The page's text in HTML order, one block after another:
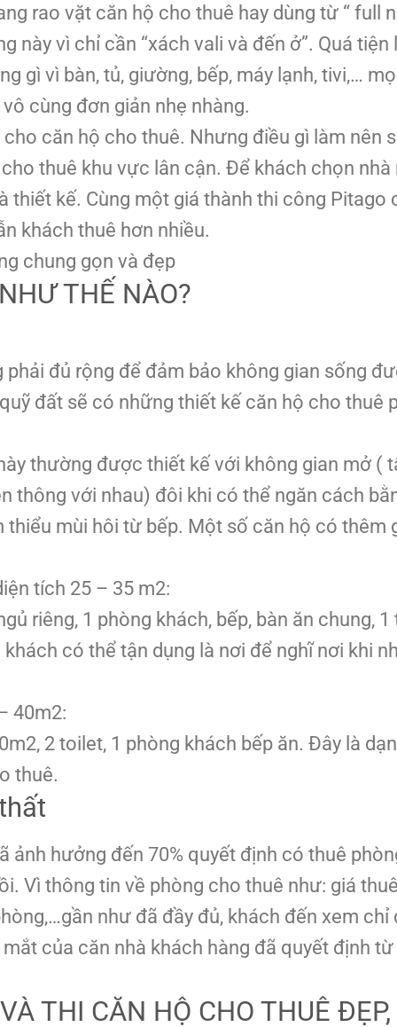
rao vặt căn hộ cho thuê hay dùng từ “ full
này vì chỉ cần “xách vali và đến ở”. Quá tiện
gì vì bàn, tủ, giường, bếp, máy lạnh, tivi,…
cùng đơn giản nhẹ nhàng.
căn hộ cho thuê. Nhưng điều gì làm nên
thuê khu vực lân cận. Để khách chọn nhà
kế. Cùng một giá thành thi công Pitago
khách thuê hơn nhiều.
chung gọn và đẹp
THẾ NÀO?
đủ rộng để đảm bảo không gian sống
đất sẽ có những thiết kế căn hộ cho thuê
thường được thiết kế với không gian mở (
thông với nhau) đôi khi có thể ngăn cách
thiểu mùi hôi từ bếp. Một số căn hộ có thêm
tích 25 – 35 m2:
riêng, 1 phòng khách, bếp, bàn ăn chung,
có thể tận dụng là nơi để nghĩ nơi khi
40m2:
2 toilet, 1 phòng khách bếp ăn. Đây là
thuê.
ảnh hưởng đến 70% quyết định có thuê
Vì thông tin về phòng cho thuê như: giá
như đã đầy đủ, khách đến xem chỉ
của căn nhà khách hàng đã quyết định
THI CĂN HỘ CHO THUÊ